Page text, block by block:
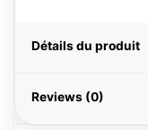
Détails du produit
Reviews (0)